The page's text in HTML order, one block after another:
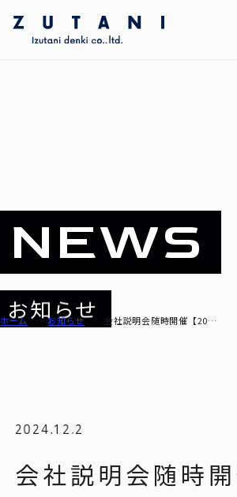
NEWS
お知 らせ
ホーム お知らせ 会社説明会随時開催【20…
2024.12.2
会社説明会随時